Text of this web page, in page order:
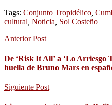
Tags: Conjunto Tropidélico
cultural Noticia Sol Costeño
Anterior Post
De ‘Risk It All’ a ‘Lo Arriesgo
huella de Bruno Mars en
Siguiente Post